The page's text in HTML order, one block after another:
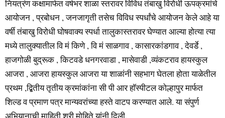
नियत्रंण कक्षामार्फत वर्षभर शाळा स्तरावर विविध तंबाखु विरोधी ऊपक्रमांचे
आयोजन , प्रबोधन , जनजागृती तसेच विविध स्पर्धांचे आयोजन केले आहे या
वर्षी तंबाखु विरोधी घोषवाक्य स्पर्धा तालुकास्तरावर घेण्यात आल्या होत्या त्या
मध्ये तालुक्यातील वि मं किणे , वि मं साळगाव , कासारकांडगाव , देवर्डे ,
हाजगोळी बुद्रूक , किटवडे धनगरवाडा , मासेवाडी ,व्यंकटराव हायस्कुल
आजरा , आजरा हायस्कुल आजरा या शाळांनी सहभाग घेतला होता याळेतील
प्रथम ,द्बितीय तृतीय क्रमांकांना सी पी आर हाॅस्पीटल कोल्हापुर मार्फत
शिल्ड व प्रमाण पत्र मान्यवरांच्या हस्ते वाटप करण्यात आले. या संपुर्ण
अभियानाची माहिती श्री मोहिते यांनी दिली.